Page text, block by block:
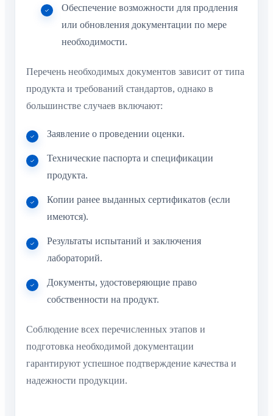
Обеспечение возможности для продления
или обновления документации по мере
необходимости.
Перечень необходимых документов зависит от типа
продукта и требований стандартов, однако в
большинстве случаев включают:
Заявление о проведении оценки.
Технические паспорта и спецификации
продукта.
Копии ранее выданных сертификатов (если
имеются).
Результаты испытаний и заключения
лабораторий.
Документы, удостоверяющие право
собственности на продукт.
Соблюдение всех перечисленных этапов и
подготовка необходимой документации
гарантируют успешное подтверждение качества и
надежности продукции.